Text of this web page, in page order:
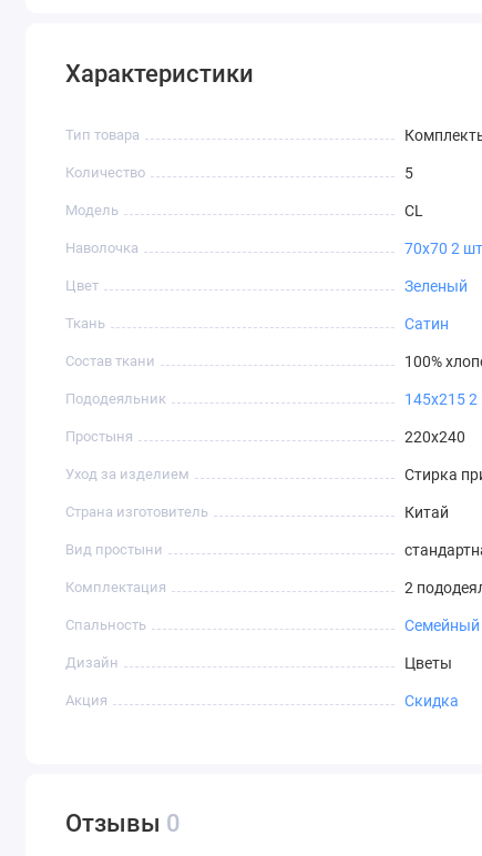
Характеристики
Тип товара
Количество 5
Модель CL
Наволочка 70х70 2 шт
Цвет Зеленый
Ткань Сатин
Состав ткани 100%
Пододеяльник 145х215
Простыня 220х240
Уход за изделием Стирка
Страна изготовитель Китай
Вид простыни
Комплектация 2
Спальность Семейный
Дизайн Цветы
Акция Скидка
Отзывы 0